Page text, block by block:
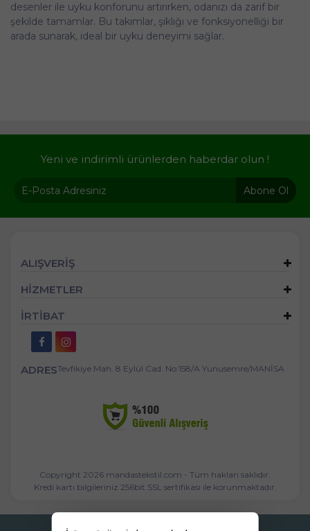
desenler ile uyku konforunu artırırken, odanızı da zarif bir
şekilde tamamlar. Bu takımlar, şıklığı ve fonksiyonelliği bir
arada sunarak, ideal bir uyku deneyimi sağlar.
Yeni ve indirimli ürünlerden haberdar olun !
Abone Ol
ALIŞVERİŞ
HİZMETLER
İRTİBAT
ADRESTevfikiye Mah. 8 Eylül Cad. No:158/A Yunusemre/MANİSA
Copyright 2026 mandastekstil.com - Tüm hakları saklıdır.
Kredi kartı bilgileriniz 256bit SSL sertifikası ile korunmaktadır.
Bu site AKINSOFT E-Ticaret ile hazırlanmıştır.